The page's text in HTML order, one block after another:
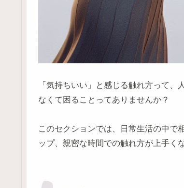
「気持ちいい」と感じる触れ方って
なくて困ることってありませんか？
このセクションでは、日常生活の中で
ップ、親密な時間での触れ方が上手く